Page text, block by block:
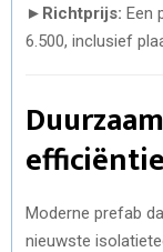
► Richtprijs: Een
6.500, inclusief
efficiëntie
Moderne prefab
nieuwste